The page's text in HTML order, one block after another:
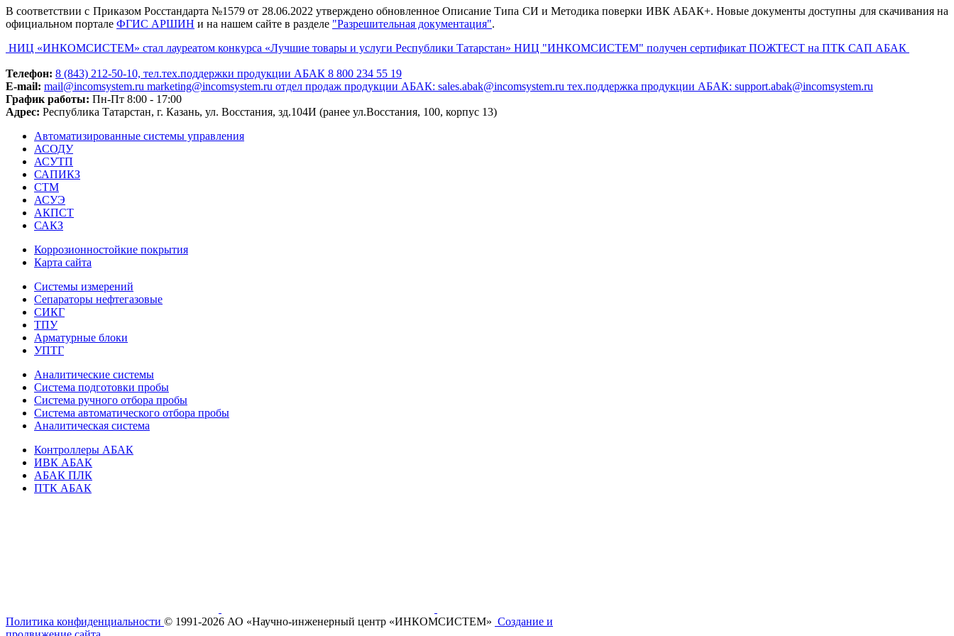
В соответствии с Приказом Росстандарта №1579 от 28.06.2022 утверждено обновленное Описание Типа СИ и Методика поверки ИВК АБАК+. Новые документы доступны для скачивания на
официальном портале ФГИС АРШИН и на нашем сайте в разделе "Разрешительная документация".
НИЦ «ИНКОМСИСТЕМ» стал лауреатом конкурса «Лучшие товары и услуги Республики Татарстан» НИЦ "ИНКОМСИСТЕМ" получен сертификат ПОЖТЕСТ на ПТК САП АБАК
Телефон: 8 (843) 212-50-10, тел.тех.поддержки продукции АБАК 8 800 234 55 19
E-mail: mail@incomsystem.ru marketing@incomsystem.ru отдел продаж продукции АБАК: sales.abak@incomsystem.ru тех.поддержка продукции АБАК: support.abak@incomsystem.ru
График работы: Пн-Пт 8:00 - 17:00
Адрес: Республика Татарстан, г. Казань, ул. Восстания, зд.104И (ранее ул.Восстания, 100, корпус 13)
Автоматизированные системы управления
АСОДУ
АСУТП
САПИКЗ
СТМ
АСУЭ
АКПСТ
САКЗ
Коррозионностойкие покрытия
Карта сайта
Системы измерений
Сепараторы нефтегазовые
СИКГ
ТПУ
Арматурные блоки
УПТГ
Аналитические системы
Система подготовки пробы
Система ручного отбора пробы
Система автоматического отбора пробы
Аналитическая система
Контроллеры АБАК
ИВК АБАК
АБАК ПЛК
ПТК АБАК
Политика конфиденциальности © 1991-2026 АО «Научно- инженерный центр «ИНКОМСИСТЕМ» Создание и